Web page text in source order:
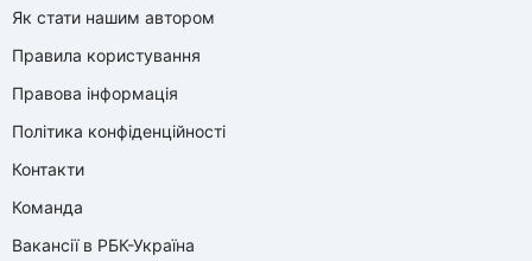
Як стати нашим автором
Правила користування
Правова інформація
Політика конфіденційності
Контакти
Команда
Вакансії в РБК-Україна